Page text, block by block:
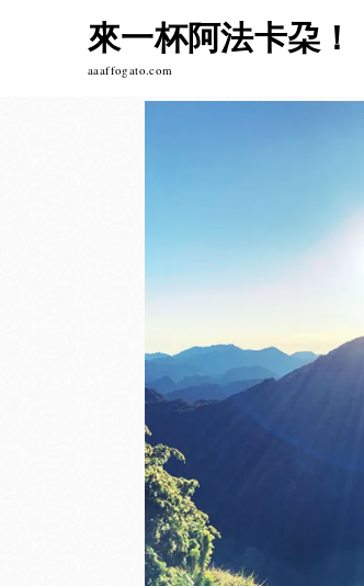
來一杯阿法卡朶！
aaaffogato.com